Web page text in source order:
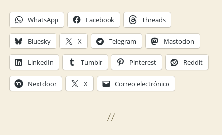
WhatsApp Facebook Threads
Bluesky X Telegram Mastodon
LinkedIn Tumblr Pinterest Reddit
Nextdoor X Correo electrónico